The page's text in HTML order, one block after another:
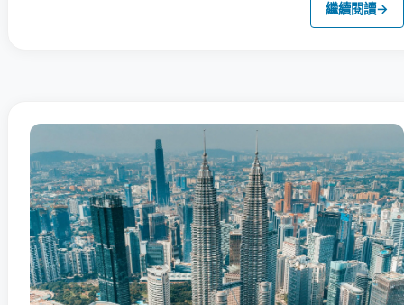
繼續閱讀→